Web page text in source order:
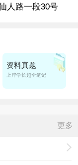
人路一段30号
更多